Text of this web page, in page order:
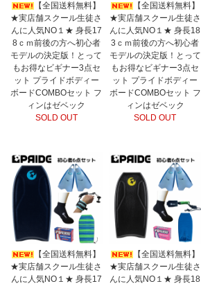
【全国送料無料】
★実店舗スクール生徒さ
んに人気NO１★ 身長17
8ｃｍ前後の方へ初心者
モデルの決定版！とって
もお得なビギナー3点セ
ット プライドボディー
ボードCOMBOセット フ
ィンはゼベック
SOLD OUT
【全国送料無料】
★実店舗スクール生徒さ
んに人気NO１★ 身長18
3ｃｍ前後の方へ初心者
モデルの決定版！とって
もお得なビギナー3点セ
ット プライドボディー
ボードCOMBOセット フ
ィンはゼベック
SOLD OUT
【全国送料無料】
★実店舗スクール生徒さ
んに人気NO１★ 身長17
【全国送料無料】
★実店舗スクール生徒さ
んに人気NO１★ 身長18